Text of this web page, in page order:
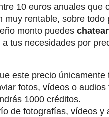
10 euros anuales que
muy rentable, sobre todo
monto puedes
tus necesidades por
este precio
fotos, vídeos o
1000 créditos.
de fotografías, vídeos y